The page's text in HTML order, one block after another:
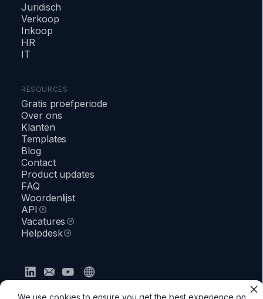
Juridisch
Verkoop
Inkoop
HR
IT
RESOURCES
Gratis proefperiode
Over ons
Klanten
Templates
Blog
Contact
Product updates
FAQ
Woordenlijst
API
Vacatures
Helpdesk
We use cookies to ensure you get the best experience on